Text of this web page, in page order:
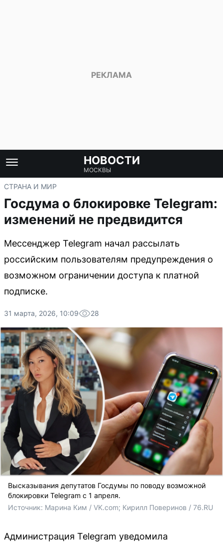
НОВОСТИ
МОСКВЫ
СТРАНА И МИР
Госдума о блокировке Telegram:
изменений не предвидится
Мессенджер Telegram начал рассылать
российским пользователям предупреждения о
возможном ограничении доступа к платной
подписке.
31 марта, 2026, 10:09 28
Высказывания депутатов Госдумы по поводу возможной
блокировки Telegram с 1 апреля.
Источник: Марина Ким / VK.com; Кирилл Поверинов / 76.RU
Администрация Telegram уведомила